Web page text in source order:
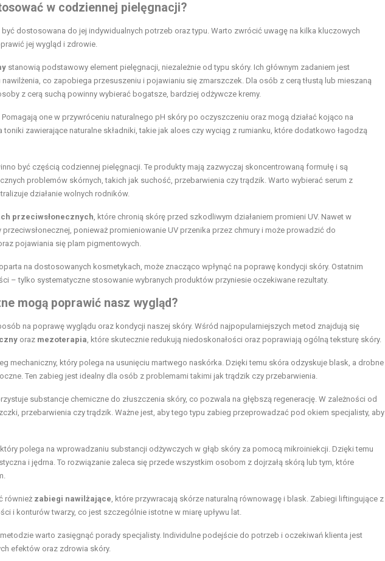
w codziennej pielęgnacji?
dostosowana do jej indywidualnych potrzeb oraz typu. Warto zwrócić uwagę na kilka kluczowych
jej wygląd i zdrowie.
stanowią podstawowy element pielęgnacji, niezależnie od typu skóry. Ich głównym zadaniem jest
co zapobiega przesuszeniu i pojawianiu się zmarszczek. Dla osób z cerą tłustą lub mieszaną
z cerą suchą powinny wybierać bogatsze, bardziej odżywcze kremy.
Pomagają one w przywróceniu naturalnego pH skóry po oczyszczeniu oraz mogą działać kojąco na
zawierające naturalne składniki, takie jak aloes czy wyciąg z rumianku, które dodatkowo łagodzą
być częścią codziennej pielęgnacji. Te produkty mają zazwyczaj skoncentrowaną formułę i są
problemów skórnych, takich jak suchość, przebarwienia czy trądzik. Warto wybierać serum z
działanie wolnych rodników.
przeciwsłonecznych, które chronią skórę przed szkodliwym działaniem promieni UV. Nawet w
przeciwsłonecznej, ponieważ promieniowanie UV przenika przez chmury i może prowadzić do
pojawiania się plam pigmentowych.
na dostosowanych kosmetykach, może znacząco wpłynąć na poprawę kondycji skóry. Ostatnim
– tylko systematyczne stosowanie wybranych produktów przyniesie oczekiwane rezultaty.
mogą poprawić nasz wygląd?
na poprawę wyglądu oraz kondycji naszej skóry. Wśród najpopularniejszych metod znajdują się
oraz mezoterapia, które skutecznie redukują niedoskonałości oraz poprawiają ogólną teksturę skóry.
mechaniczny, który polega na usunięciu martwego naskórka. Dzięki temu skóra odzyskuje blask, a drobne
Ten zabieg jest idealny dla osób z problemami takimi jak trądzik czy przebarwienia.
substancje chemiczne do złuszczenia skóry, co pozwala na głębszą regenerację. W zależności od
przebarwienia czy trądzik. Ważne jest, aby tego typu zabieg przeprowadzać pod okiem specjalisty, aby
polega na wprowadzaniu substancji odżywczych w głąb skóry za pomocą mikroiniekcji. Dzięki temu
i jędrna. To rozwiązanie zaleca się przede wszystkim osobom z dojrzałą skórą lub tym, które
również zabiegi nawilżające, które przywracają skórze naturalną równowagę i blask. Zabiegi liftingujące z
i konturów twarzy, co jest szczególnie istotne w miarę upływu lat.
warto zasięgnąć porady specjalisty. Individulne podejście do potrzeb i oczekiwań klienta jest
efektów oraz zdrowia skóry.